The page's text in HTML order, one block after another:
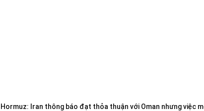
Hormuz: Iran thông báo đạt thỏa thuận với Oman nhưng việc